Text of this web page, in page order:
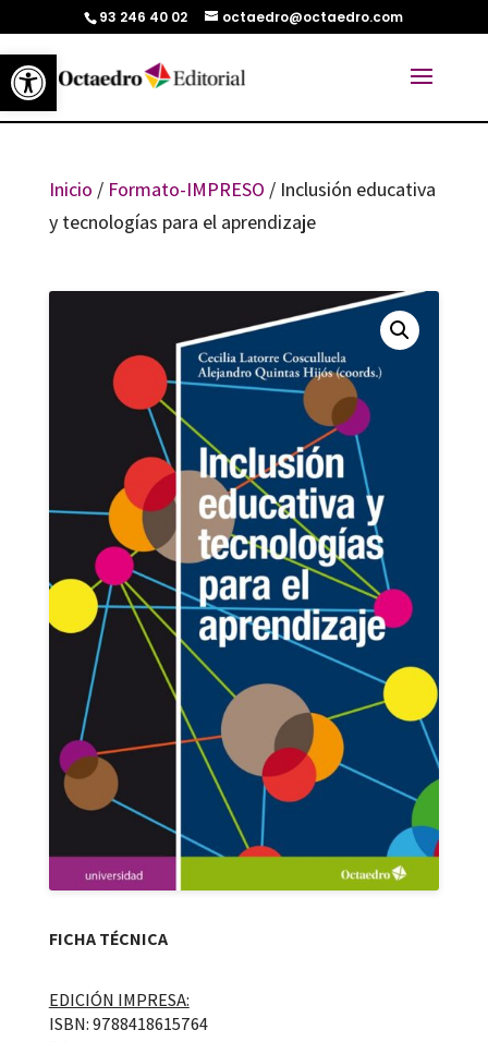
Abrir barra de herramientas
93 246 40 02 octaedro@octaedro.com
Inicio / Formato-IMPRESO / Inclusión educativa
y tecnologías para el aprendizaje
FICHA TÉCNICA
EDICIÓN IMPRESA:
ISBN: 9788418615764